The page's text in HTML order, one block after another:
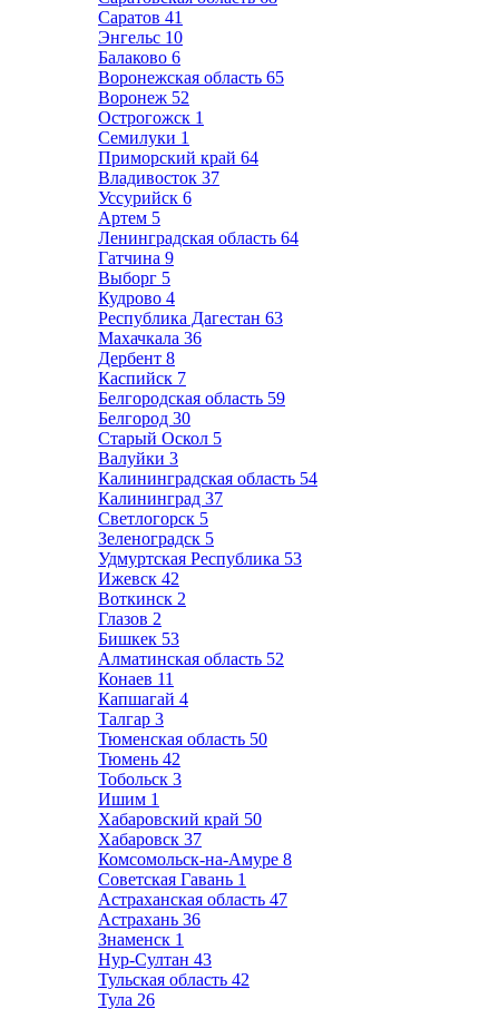
Саратов 41
Энгельс 10
Балаково 6
Воронежская область 65
Воронеж 52
Острогожск 1
Семилуки 1
Приморский край 64
Владивосток 37
Уссурийск 6
Артем 5
Ленинградская область 64
Гатчина 9
Выборг 5
Кудрово 4
Республика Дагестан 63
Махачкала 36
Дербент 8
Каспийск 7
Белгородская область 59
Белгород 30
Старый Оскол 5
Валуйки 3
Калининградская область 54
Калининград 37
Светлогорск 5
Зеленоградск 5
Удмуртская Республика 53
Ижевск 42
Воткинск 2
Глазов 2
Бишкек 53
Алматинская область 52
Конаев 11
Капшагай 4
Талгар 3
Тюменская область 50
Тюмень 42
Тобольск 3
Ишим 1
Хабаровский край 50
Хабаровск 37
Комсомольск-на-Амуре 8
Советская Гавань 1
Астраханская область 47
Астрахань 36
Знаменск 1
Нур-Султан 43
Тульская область 42
Тула 26